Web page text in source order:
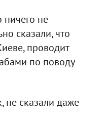
не
сказали, что
проводит
по поводу
не сказали даже